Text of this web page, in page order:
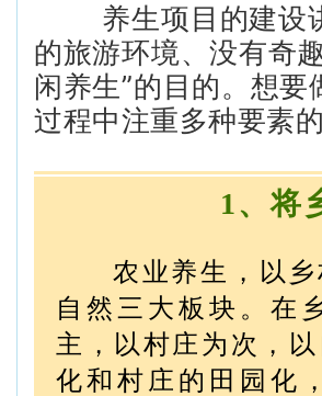
养生项目的建设
的旅游环境、没有奇
闲养生”的目的。想
过程中注重多种要素
1、将
农业养生，以
自然三大板块。在
主，以村庄为次，
化和村庄的田园化